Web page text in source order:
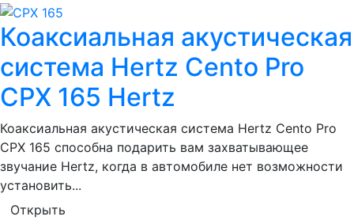
Коаксиальная акустическая
система Hertz Cento Pro
CPX 165 Hertz
Коаксиальная акустическая система Hertz Cento Pro
CPX 165 способна подарить вам захватывающее
звучание Hertz, когда в автомобиле нет возможности
установить...
Открыть